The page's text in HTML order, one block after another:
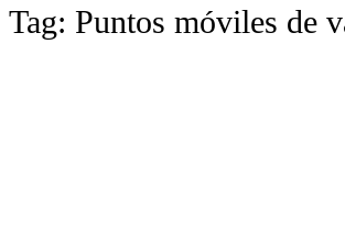
Tag: Puntos móviles de